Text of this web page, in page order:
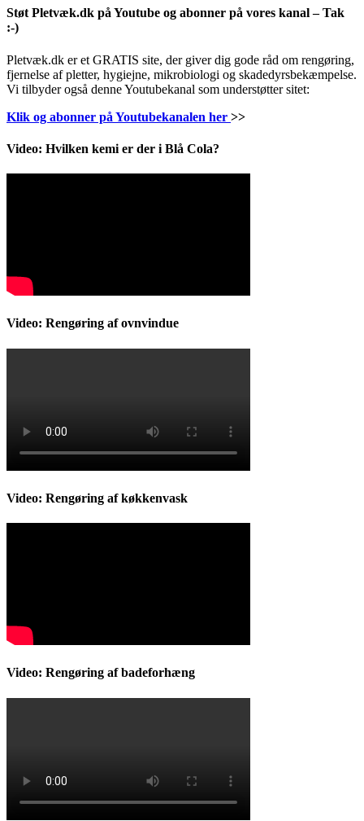
Støt Pletvæk.dk på Youtube og abonner på vores kanal – Tak
:-)
Pletvæk.dk er et GRATIS site, der giver dig gode råd om rengøring,
fjernelse af pletter, hygiejne, mikrobiologi og skadedyrsbekæmpelse.
Vi tilbyder også denne Youtubekanal som understøtter sitet:
Klik og abonner på Youtubekanalen her >>
Video: Hvilken kemi er der i Blå Cola?
Video: Rengøring af ovnvindue
Video: Rengøring af køkkenvask
Video: Rengøring af badeforhæng